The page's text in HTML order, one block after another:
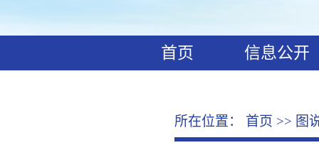
首页
信息公开
所在位置： 首页 >> 图